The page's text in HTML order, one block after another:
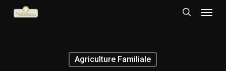
Skip
Agriculture Familiale